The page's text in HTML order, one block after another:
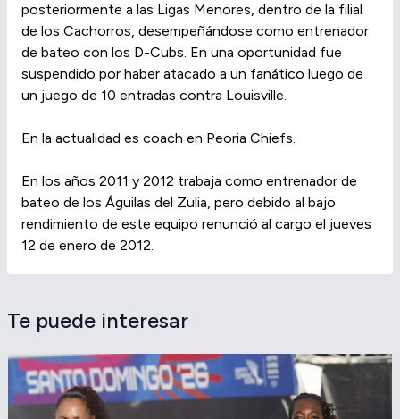
posteriormente a las Ligas Menores, dentro de la filial
de los Cachorros, desempeñándose como entrenador
de bateo con los D-Cubs. En una oportunidad fue
suspendido por haber atacado a un fanático luego de
un juego de 10 entradas contra Louisville.
En la actualidad es coach en Peoria Chiefs.
En los años 2011 y 2012 trabaja como entrenador de
bateo de los Águilas del Zulia, pero debido al bajo
rendimiento de este equipo renunció al cargo el jueves
12 de enero de 2012.
Te puede interesar